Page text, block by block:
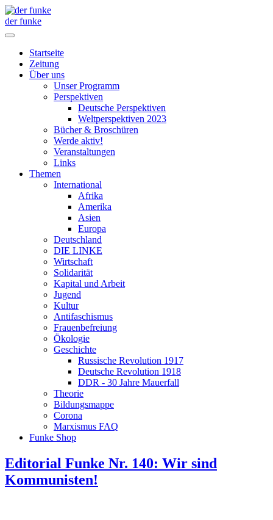
der funke
Startseite
Zeitung
Über uns
Unser Programm
Perspektiven
Deutsche Perspektiven
Weltperspektiven 2023
Bücher & Broschüren
Werde aktiv!
Veranstaltungen
Links
Themen
International
Afrika
Amerika
Asien
Europa
Deutschland
DIE LINKE
Wirtschaft
Solidarität
Kapital und Arbeit
Jugend
Kultur
Antifaschismus
Frauenbefreiung
Ökologie
Geschichte
Russische Revolution 1917
Deutsche Revolution 1918
DDR - 30 Jahre Mauerfall
Theorie
Bildungsmappe
Corona
Marxismus FAQ
Funke Shop
Editorial Funke Nr. 140: Wir sind
Kommunisten!